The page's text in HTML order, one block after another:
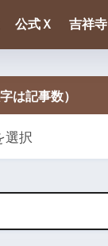
公式Ｘ 吉祥寺